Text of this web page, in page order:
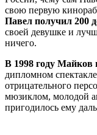
свою первую
Павел получил 200
своей девушке и
ничего.
В 1998 году Майков
дипломном
отрицательного
мюзиклом, молодой
пригодилось ему